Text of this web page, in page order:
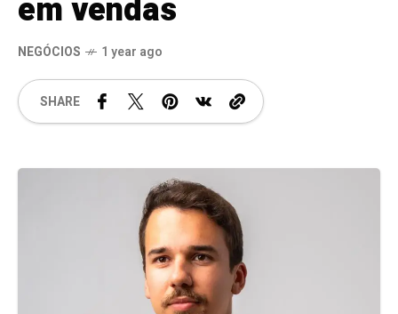
em vendas
NEGÓCIOS 1 year ago
SHARE